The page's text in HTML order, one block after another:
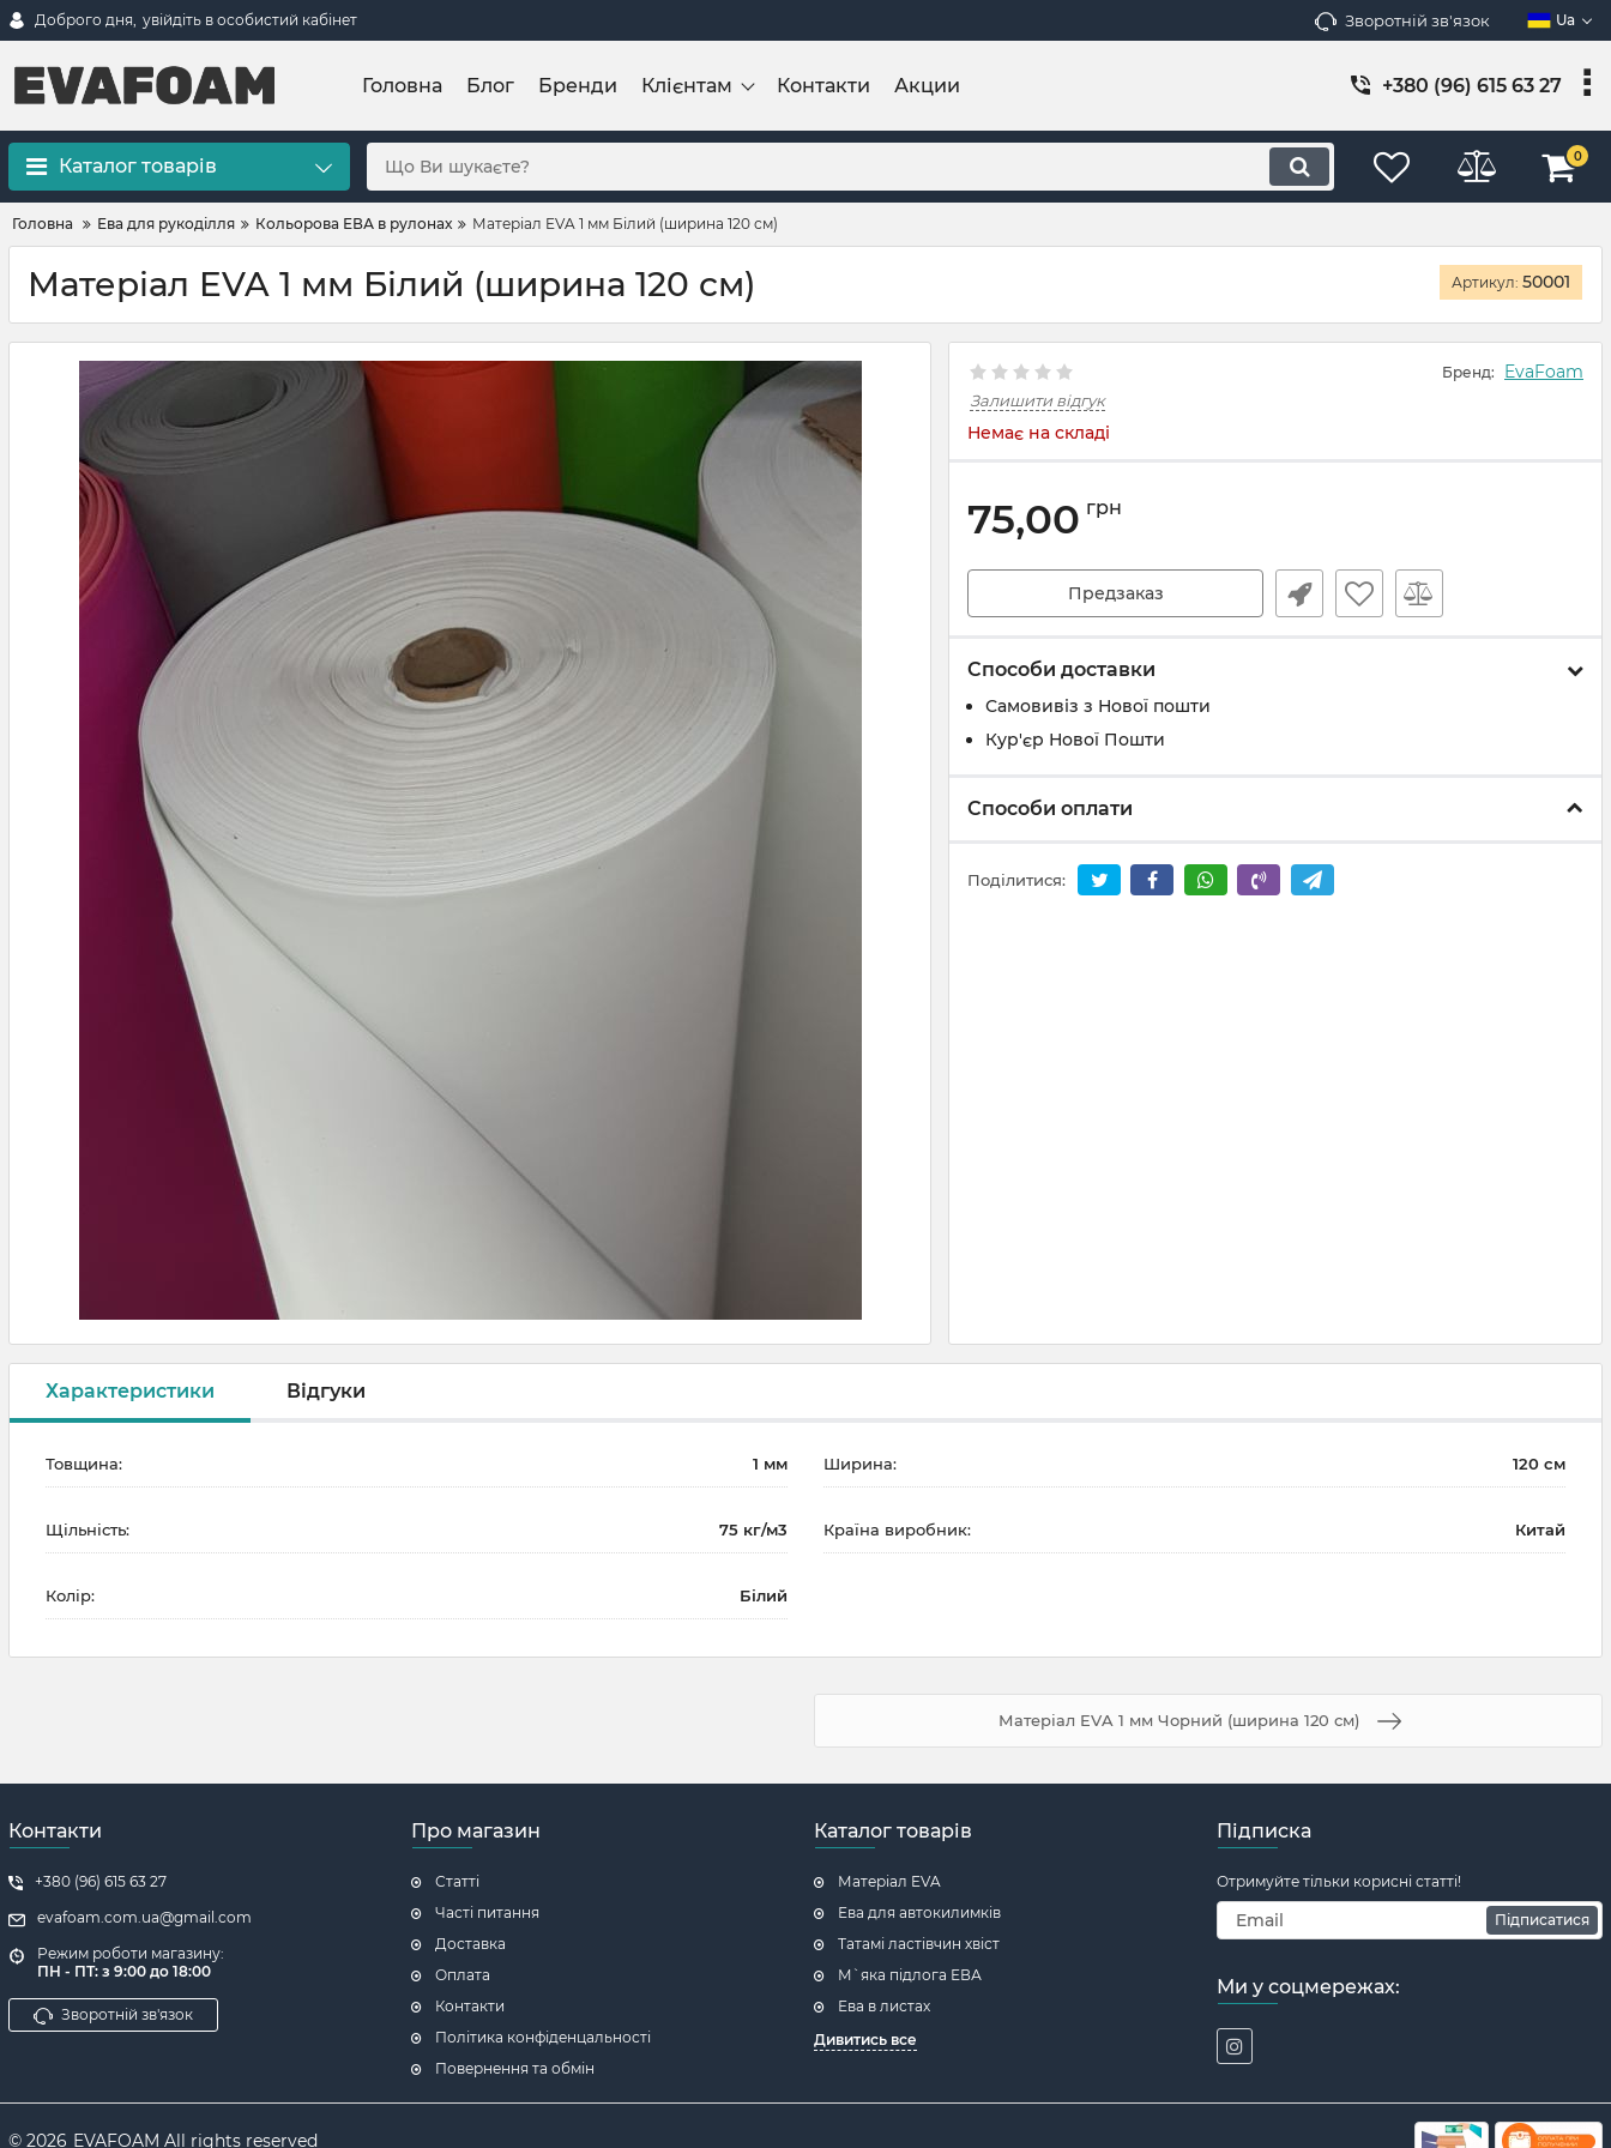
Доброго дня, увійдіть в особистий кабінет Зворотній зв'язок Ua
Головна Блог Бренди Клієнтам Контакти Акции +380 (96) 615 63 27
Каталог товарів 0
Головна Ева для рукоділля Кольорова ЕВА в рулонах Матеріал EVA 1 мм Білий (ширина 120 см)
Матеріал EVA 1 мм Білий (ширина 120 см) Артикул: 50001
Бренд: EvaFoam
Залишити відгук
Немає на складі
75,00 грн
Предзаказ
Способи доставки
Самовивіз з Нової пошти
Кур'єр Нової Пошти
Способи оплати
Поділитися:
Характеристики Відгуки
Товщина: 1 мм Ширина: 120 см
Щільність: 75 кг/м3 Країна виробник: Китай
Колір: Білий
Матеріал EVA 1 мм Чорний (ширина 120 см)
Контакти
+380 (96) 615 63 27
evafoam.com.ua@gmail.com
Режим роботи магазину:
ПН - ПТ: з 9:00 до 18:00
Зворотній зв'язок
Про магазин
Статті
Часті питання
Доставка
Оплата
Контакти
Політика конфіденцальності
Повернення та обмін
Каталог товарів
Матеріал EVA
Ева для автокилимків
Татамі ластівчин хвіст
М`яка підлога ЕВА
Ева в листах
Дивитись все
Підписка
Отримуйте тільки корисні статті!
Підписатися
Ми у соцмережах:
© 2026 EVAFOAM All rights reserved